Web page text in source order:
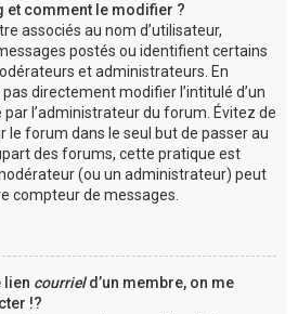
et comment le modifier ?
associés au nom d’utilisateur,
postés ou identifient certains
et administrateurs. En
directement modifier l’intitulé d’un
l’administrateur du forum. Évitez de
le forum dans le seul but de passer au
des forums, cette pratique est
(ou un administrateur) peut
compteur de messages.
lien courrield’un membre, on me
!?